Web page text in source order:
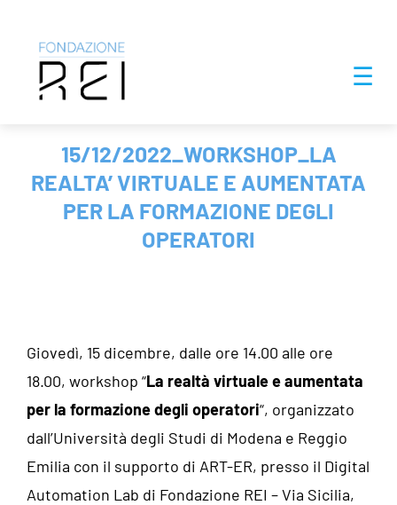
☰
15/12/2022_WORKSHOP_LA
REALTA’ VIRTUALE E AUMENTATA
PER LA FORMAZIONE DEGLI
OPERATORI
Giovedì, 15 dicembre, dalle ore 14.00 alle ore
18.00, workshop “La realtà virtuale e aumentata
per la formazione degli operatori“, organizzato
dall’Università degli Studi di Modena e Reggio
Emilia con il supporto di ART-ER, presso il Digital
Automation Lab di Fondazione REI – Via Sicilia,